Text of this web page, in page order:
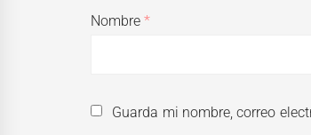
Nombre*
Guarda mi nombre, correo